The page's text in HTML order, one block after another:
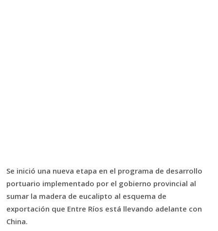
Se inició una nueva etapa en el programa de desarrollo
portuario implementado por el gobierno provincial al
sumar la madera de eucalipto al esquema de
exportación que Entre Ríos está llevando adelante con
China.